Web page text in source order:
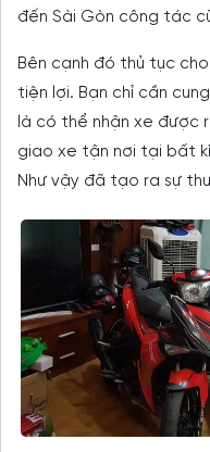
đến Sài Gòn công tác
Bên cạnh đó thủ tục
tiện lợi. Bạn chỉ cần
là có thể nhận xe được
giao xe tận nơi tại bất
Như vậy đã tạo ra sự